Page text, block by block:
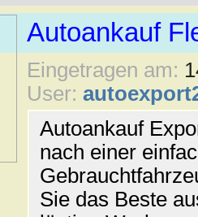
Autoankauf
Eingetragen am:
User:
Autoankauf
nach einer
Sie das Beste